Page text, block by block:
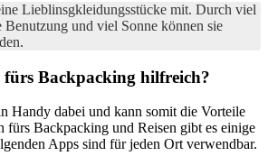
Lieblinsgkleidungsstücke mit. Durch viel
Benutzung und viel Sonne können sie
fürs Backpacking hilfreich?
Handy dabei und kann somit die Vorteile
fürs Backpacking und Reisen gibt es einige
Apps sind für jeden Ort verwendbar.